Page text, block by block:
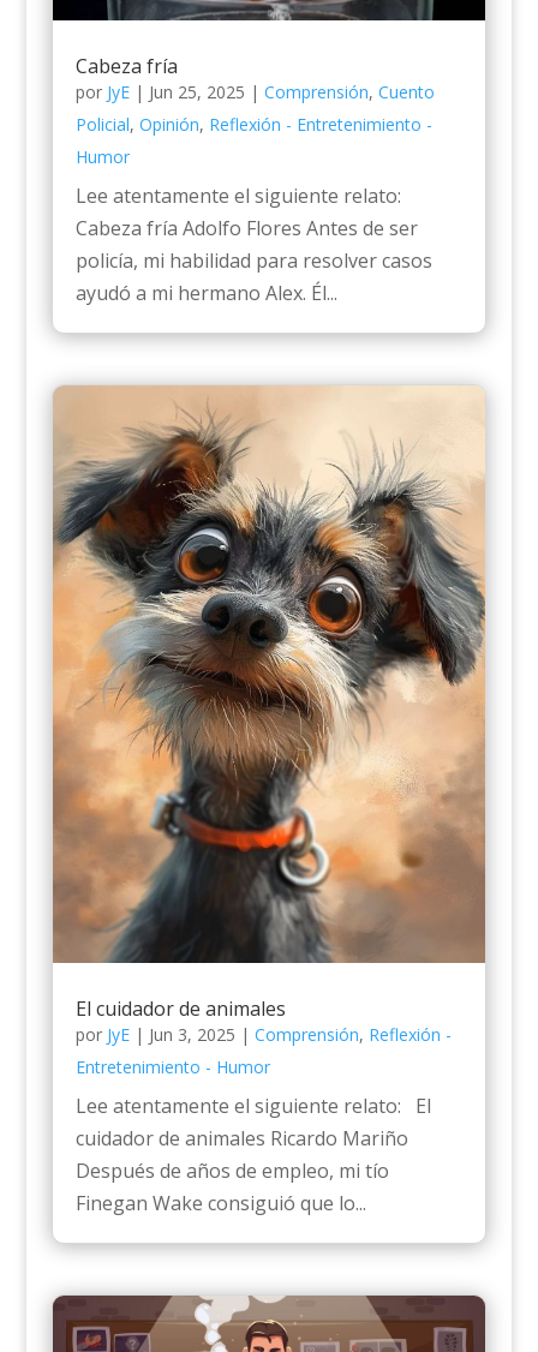
Cabeza fría
por JyE| Jun 25, 2025 | Comprensión, Cuento
Policial, Opinión, Reflexión - Entretenimiento -
Humor
Lee atentamente el siguiente relato:
Cabeza fría Adolfo Flores Antes de ser
policía, mi habilidad para resolver casos
ayudó a mi hermano Alex. Él...
El cuidador de animales
por JyE| Jun 3, 2025 | Comprensión, Reflexión -
Entretenimiento - Humor
Lee atentamente el siguiente relato: El
cuidador de animales Ricardo Mariño
Después de años de empleo, mi tío
Finegan Wake consiguió que lo...